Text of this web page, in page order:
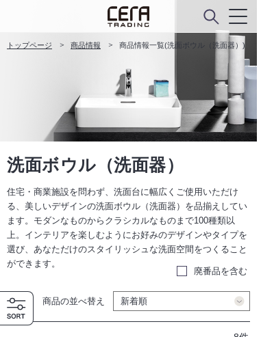
トップページ 商品情報 商品情報一覧(洗面ボウル（洗面器）)
洗面ボウル（洗面器）
住宅・商業施設を問わず、洗面台に幅広くご使用いただけ
る、美しいデザインの洗面ボウル（洗面器）を品揃えしてい
ます。モダンなものからクラシカルなものまで100種類以
上。インテリアを楽しむようにお好みのデザインやタイプを
選び、あなただけのスタイリッシュな洗面空間をつくること
ができます。
廃番品を含む
商品の並べ替え